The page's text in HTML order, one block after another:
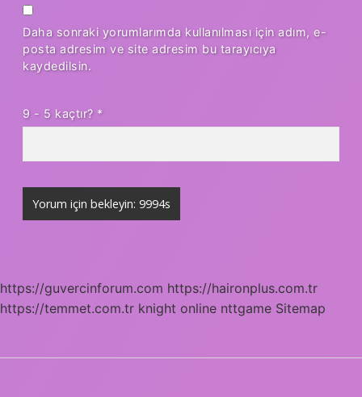
Daha sonraki yorumlarımda kullanılması için adım, e-
posta adresim ve site adresim bu tarayıcıya
kaydedilsin.
9 - 5 kaçtır? *
https://guvercinforum.com https://haironplus.com.tr
https://temmet.com.tr knight online nttgame Sitemap